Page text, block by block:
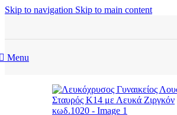
Skip to navigation Skip to main content
Menu